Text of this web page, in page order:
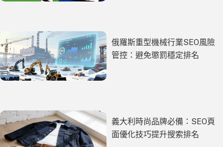
俄羅斯重型機械行業SEO風險
管控：避免懲罰穩定排名
義大利時尚品牌必備：SEO頁
面優化技巧提升搜索排名